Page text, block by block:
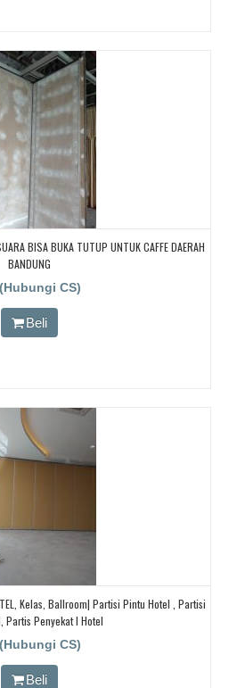
BISA BUKA TUTUP UNTUK CAFFE DAERAH
BANDUNG
CS)
Beli
Kelas, Ballroom| Partisi Pintu Hotel , Partisi
Partis Penyekat I Hotel
CS)
Beli